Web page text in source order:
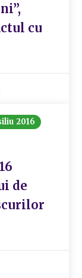
cu
2016
de